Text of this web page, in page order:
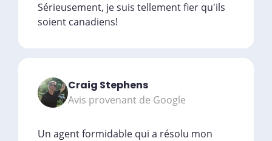
Sérieusement, je suis tellement fier qu'ils
soient canadiens!
Craig Stephens
Avis provenant de Google
Un agent formidable qui a résolu mon